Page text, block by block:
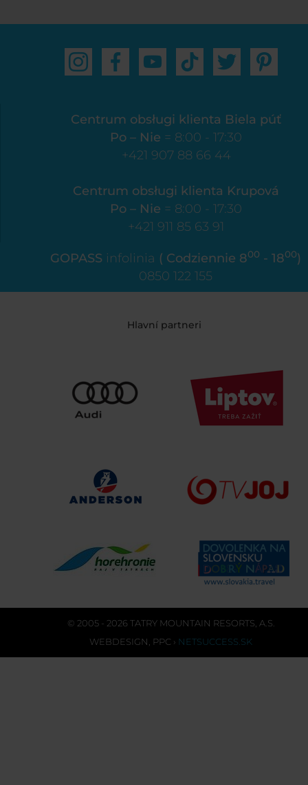
Centrum obsługi klienta Biela púť
Po – Nie = 8:00 - 17:30
+421 907 88 66 44
Centrum obsługi klienta Krupová
Po – Nie = 8:00 - 17:30
+421 911 85 63 91
GOPASS infolinia ( Codziennie 800 - 1800)
0850 122 155
Hlavní partneri
© 2005 - 2026 TATRY MOUNTAIN RESORTS, A.S.
WEBDESIGN PPC › NETSUCCESS.SK